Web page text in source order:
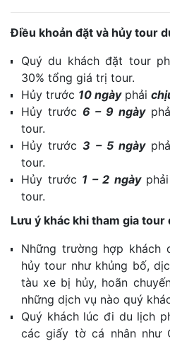
Điều khoản đặt và hủy tour
Quý du khách đặt tour
30% tổng giá trị tour.
Hủy trước 10 ngàyphải
Hủy trước 6 – 9 ngày
tour.
Hủy trước3 – 5 ngày
tour.
Hủy trước 1 – 2 ngàyphải
tour.
Lưu ý khác khi tham gia tour
Những trường hợp khách
hủy tour như khủng bố,
tàu xe bị hủy, hoãn
những dịch vụ nào quý
Quý khách lúc đi du lịch
các giấy tờ cá nhân như